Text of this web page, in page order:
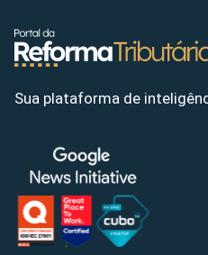
Sua plataforma de